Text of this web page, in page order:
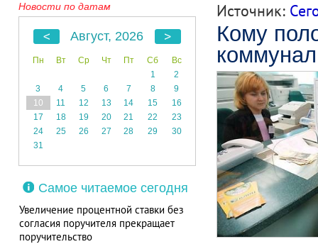
Новости по датам
Август, 2026
Пн Вт Ср Чт Пт Сб
Вс
1
2
3
4 5 6 7 8
9
10
11 12 13 14 15
16
17
18 19 20 21 22
23
24
25 26 27 28 29
30
31
Самое читаемое сегодня
Увеличение процентной ставки без
согласия поручителя прекращает
поручительство
Источник:
Кому